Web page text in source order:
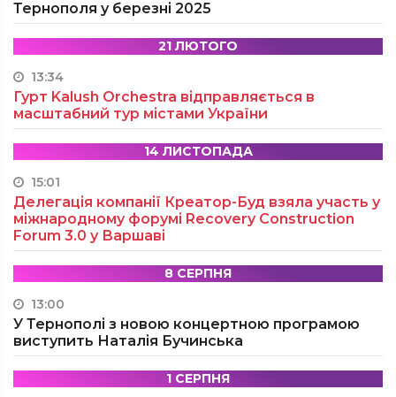
Тернополя у березні 2025
21 ЛЮТОГО
13:34
Гурт Kalush Orchestra відправляється в
масштабний тур містами України
14 ЛИСТОПАДА
15:01
Делегація компанії Креатор-Буд взяла участь у
міжнародному форумі Recovery Construction
Forum 3.0 у Варшаві
8 СЕРПНЯ
13:00
У Тернополі з новою концертною програмою
виступить Наталія Бучинська
1 СЕРПНЯ